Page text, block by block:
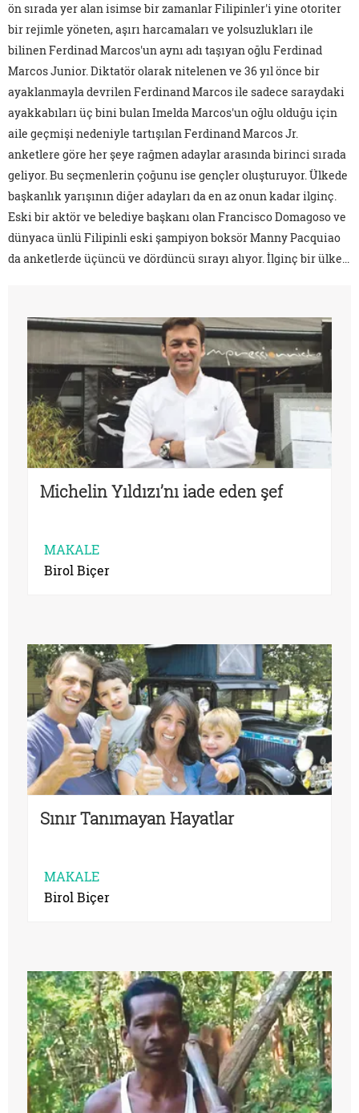
ön sırada yer alan isimse bir zamanlar Filipinler'i yine otoriter
bir rejimle yöneten, aşırı harcamaları ve yolsuzlukları ile
bilinen Ferdinad Marcos'un aynı adı taşıyan oğlu Ferdinad
Marcos Junior. Diktatör olarak nitelenen ve 36 yıl önce bir
ayaklanmayla devrilen Ferdinand Marcos ile sadece saraydaki
ayakkabıları üç bini bulan Imelda Marcos'un oğlu olduğu için
aile geçmişi nedeniyle tartışılan Ferdinand Marcos Jr.
anketlere göre her şeye rağmen adaylar arasında birinci sırada
geliyor. Bu seçmenlerin çoğunu ise gençler oluşturuyor. Ülkede
başkanlık yarışının diğer adayları da en az onun kadar ilginç.
Eski bir aktör ve belediye başkanı olan Francisco Domagoso ve
dünyaca ünlü Filipinli eski şampiyon boksör Manny Pacquiao
da anketlerde üçüncü ve dördüncü sırayı alıyor. İlginç bir ülke...
Michelin Yıldızı’nı iade eden şef
MAKALE
Birol Biçer
Sınır Tanımayan Hayatlar
MAKALE
Birol Biçer